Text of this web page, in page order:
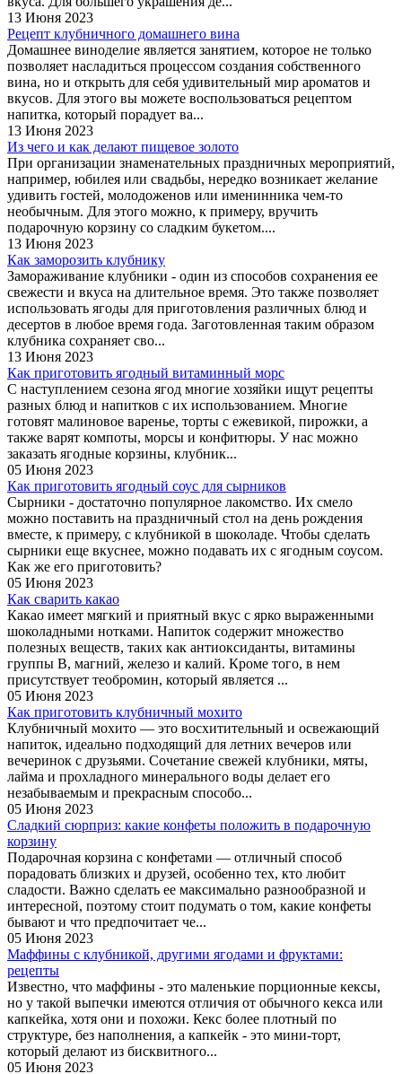
13 Июня 2023
Рецепт клубничного домашнего вина
Домашнее виноделие является занятием, которое не только
позволяет насладиться процессом создания собственного
вина, но и открыть для себя удивительный мир ароматов и
вкусов. Для этого вы можете воспользоваться рецептом
напитка, который порадует ва...
13 Июня 2023
Из чего и как делают пищевое золото
При организации знаменательных праздничных мероприятий,
например, юбилея или свадьбы, нередко возникает желание
удивить гостей, молодоженов или именинника чем-то
необычным. Для этого можно, к примеру, вручить
подарочную корзину со сладким букетом....
13 Июня 2023
Как заморозить клубнику
Замораживание клубники - один из способов сохранения ее
свежести и вкуса на длительное время. Это также позволяет
использовать ягоды для приготовления различных блюд и
десертов в любое время года. Заготовленная таким образом
клубника сохраняет сво...
13 Июня 2023
Как приготовить ягодный витаминный морс
С наступлением сезона ягод многие хозяйки ищут рецепты
разных блюд и напитков с их использованием. Многие
готовят малиновое варенье, торты с ежевикой, пирожки, а
также варят компоты, морсы и конфитюры. У нас можно
заказать ягодные корзины, клубник...
05 Июня 2023
Как приготовить ягодный соус для сырников
Сырники - достаточно популярное лакомство. Их смело
можно поставить на праздничный стол на день рождения
вместе, к примеру, с клубникой в шоколаде. Чтобы сделать
сырники еще вкуснее, можно подавать их с ягодным соусом.
Как же его приготовить?
05 Июня 2023
Как сварить какао
Какао имеет мягкий и приятный вкус с ярко выраженными
шоколадными нотками. Напиток содержит множество
полезных веществ, таких как антиоксиданты, витамины
группы B, магний, железо и калий. Кроме того, в нем
присутствует теобромин, который является ...
05 Июня 2023
Как приготовить клубничный мохито
Клубничный мохито — это восхитительный и освежающий
напиток, идеально подходящий для летних вечеров или
вечеринок с друзьями. Сочетание свежей клубники, мяты,
лайма и прохладного минерального воды делает его
незабываемым и прекрасным способо...
05 Июня 2023
Сладкий сюрприз: какие конфеты положить в подарочную
корзину
Подарочная корзина с конфетами — отличный способ
порадовать близких и друзей, особенно тех, кто любит
сладости. Важно сделать ее максимально разнообразной и
интересной, поэтому стоит подумать о том, какие конфеты
бывают и что предпочитает че...
05 Июня 2023
Маффины с клубникой, другими ягодами и фруктами:
рецепты
Известно, что маффины - это маленькие порционные кексы,
но у такой выпечки имеются отличия от обычного кекса или
капкейка, хотя они и похожи. Кекс более плотный по
структуре, без наполнения, а капкейк - это мини-торт,
который делают из бисквитного...
05 Июня 2023